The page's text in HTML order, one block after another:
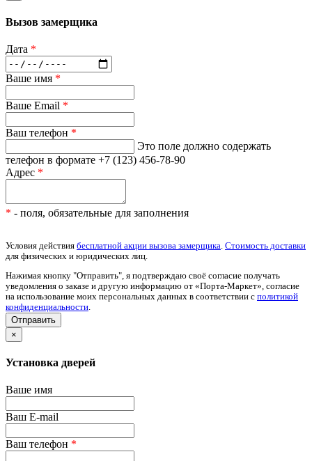
Вызов замерщика
Дата *
Ваше имя *
Ваше Email *
Ваш телефон *
Это поле должно содержать
телефон в формате +7 (123) 456-78-90
Адрес *
* - поля, обязательные для заполнения
Условия действия бесплатной акции вызова замерщика Стоимость доставки
для физических и юридических лиц.
Нажимая кнопку "Отправить", я подтверждаю своё согласие получать
уведомления о заказе и другую информацию от «Порта-Маркет», согласие
на использование моих персональных данных в соответствии с политикой
конфиденциальности
×
Установка дверей
Ваше имя
Ваш E-mail
Ваш телефон *